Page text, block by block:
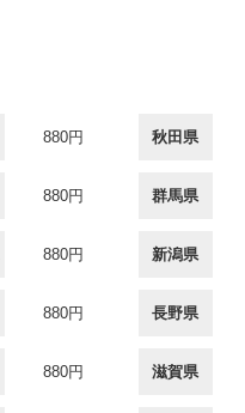
880円 秋田県
880円 群馬県
880円 新潟県
880円 長野県
880円 滋賀県